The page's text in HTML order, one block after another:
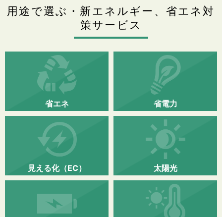
用途で選ぶ・新エネルギー、省エネ対
策サービス
省エネ 省電力
見える化（EC） 太陽光